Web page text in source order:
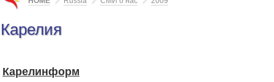
Карелия
Карелинформ